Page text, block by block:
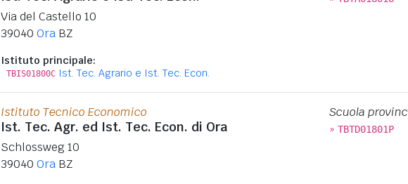
Via del Castello 10
39040 Ora BZ
Istituto principale:
TBIS01800C Ist. Tec. Agrario e Ist. Tec. Econ.
Istituto Tecnico Economico
Ist. Tec. Agr. ed Ist. Tec. Econ. di Ora
Schlossweg 10
39040 Ora BZ
Scuola
» TBTD01801P